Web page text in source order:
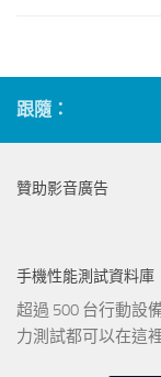
跟隨：
贊助影音廣告
手機性能測試資料庫
超過 500 台行動設
力測試都可以在這